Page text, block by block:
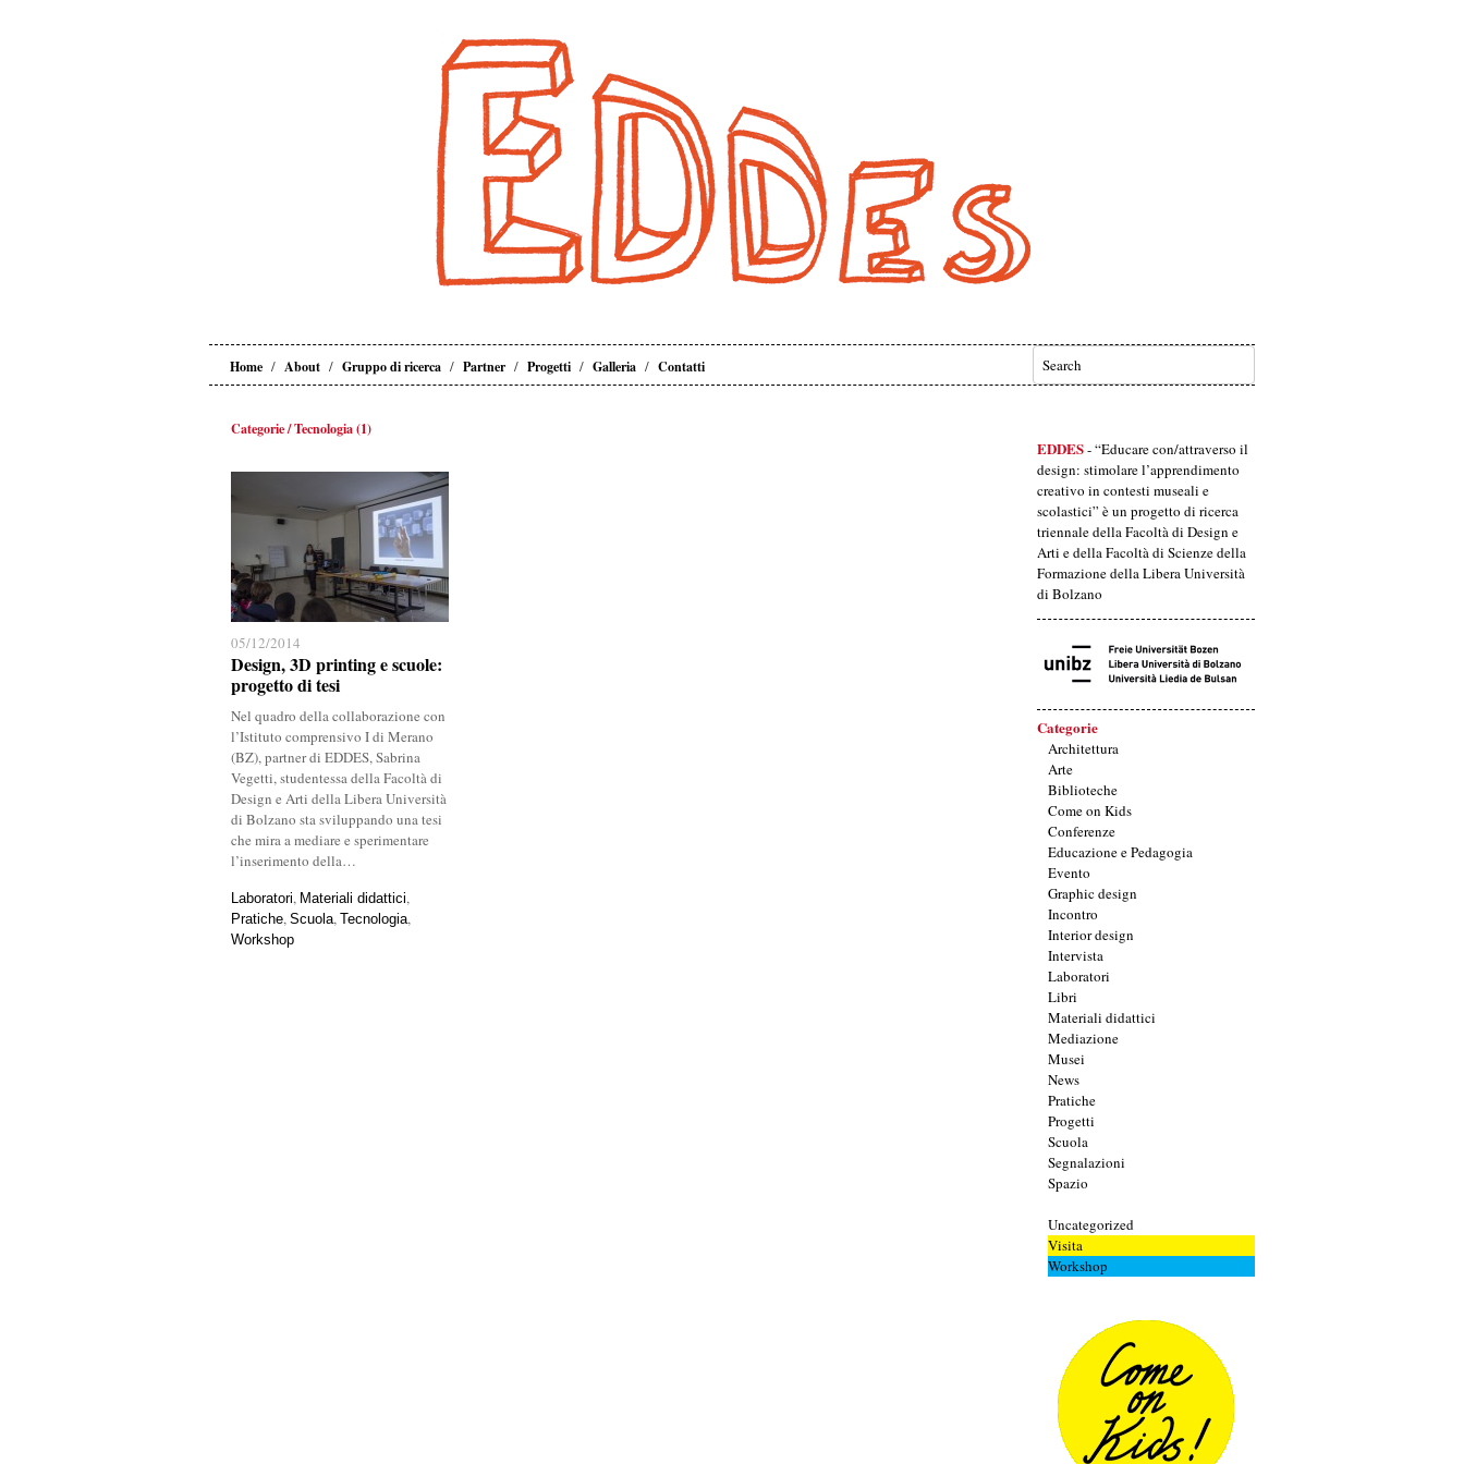
Home / About / Gruppo di ricerca / Partner / Progetti / Galleria / Contatti
EDDES- “Educare con/attraverso il
design: stimolare l’apprendimento
creativo in contesti museali e
scolastici” è un progetto di ricerca
triennale della Facoltà di Design e
Arti e della Facoltà di Scienze della
Formazione della Libera Università
di Bolzano
Categorie
Architettura
Arte
Biblioteche
Come on Kids
Conferenze
Educazione e Pedagogia
Evento
Graphic design
Incontro
Interior design
Intervista
Laboratori
Libri
Materiali didattici
Mediazione
Musei
News
Pratiche
Progetti
Scuola
Segnalazioni
Spazio
Uncategorized
Visita
Workshop
Categorie / Tecnologia (1)
05/12/2014
Design, 3D printing e scuole:
progetto di tesi
Nel quadro della collaborazione con
l’Istituto comprensivo I di Merano
(BZ), partner di EDDES, Sabrina
Vegetti, studentessa della Facoltà di
Design e Arti della Libera Università
di Bolzano sta sviluppando una tesi
che mira a mediare e sperimentare
l’inserimento della…
Laboratori, Materiali didattici,
Pratiche, Scuola, Tecnologia,
Workshop
05/12/2014
Design, 3D printing e scuole:
progetto di tesi
Laboratori Materiali didattici
Pratiche Scuola Tecnologia
Workshop